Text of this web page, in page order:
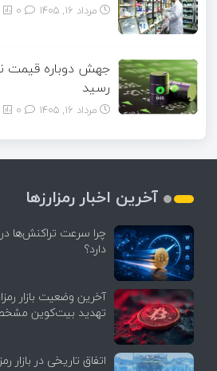
مرداد ۱۶, ۱۴۰۵
رسید
مرداد ۱۶, ۱۴۰۵
آخرین اخبار رمزارزها
چرا سرعت تراکنش‌ها
دارد؟
آخرین وضعیت بازار
تهدید بیت‌کوین
اتفاق تاریخی در